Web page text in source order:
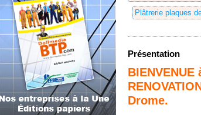
Plâtrerie plaques
Présentation
Drome.